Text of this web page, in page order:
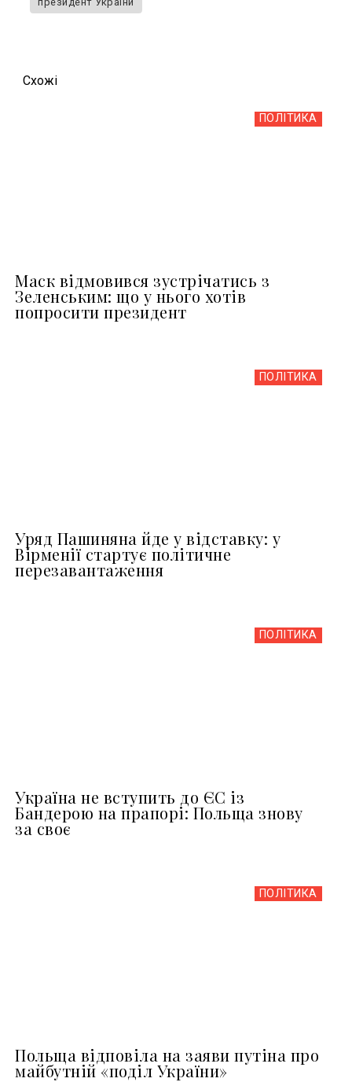
Схожi
ПОЛІТИКА
Маск відмовився зустрічатись з
Зеленським: що у нього хотів
попросити президент
ПОЛІТИКА
Уряд Пашиняна йде у відставку: у
Вірменії стартує політичне
перезавантаження
ПОЛІТИКА
Україна не вступить до ЄС із
Бандерою на прапорі: Польща знову
за своє
ПОЛІТИКА
Польща відповіла на заяви путіна про
майбутній «поділ України»